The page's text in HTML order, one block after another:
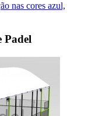
nas cores azul,
Padel